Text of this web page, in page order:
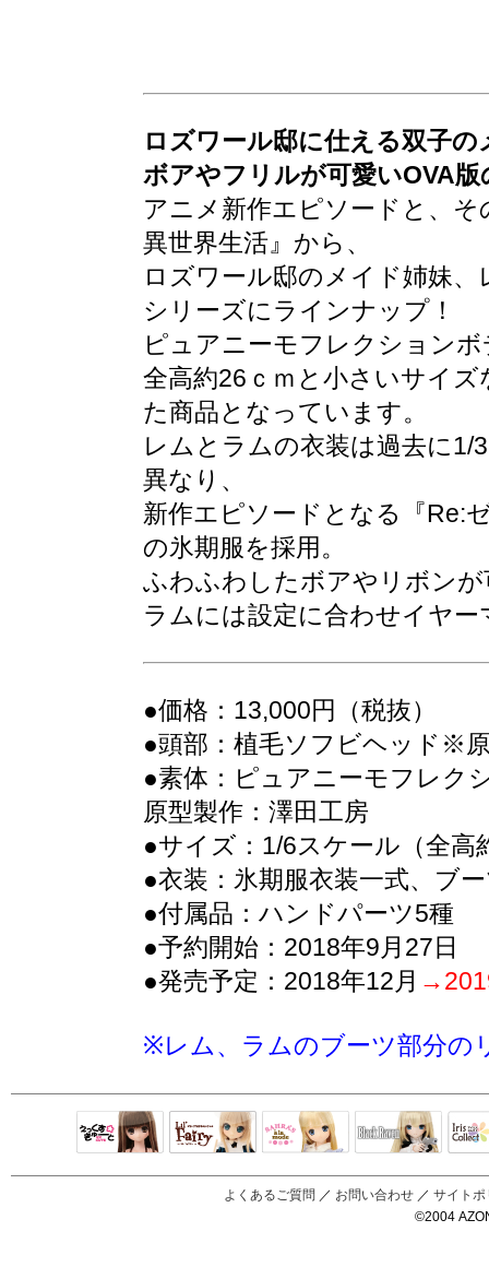
ロズワール邸に仕える双子
ボアやフリルが可愛いOVA
アニメ新作エピソードと、
異世界生活』から、
ロズワール邸のメイド姉妹
シリーズにラインナップ！
ピュアニーモフレクション
全高約26ｃｍと小さいサイ
た商品となっています。
レムとラムの衣装は過去に
異なり、
新作エピソードとなる『Re:
の氷期服を採用。
ふわふわしたボアやリボン
ラムには設定に合わせイヤ
●価格：13,000円（税抜）
●頭部：植毛ソフビヘッド※
●素体：ピュアニーモフレク
原型製作：澤田工房
●サイズ：1/6スケール（全高
●衣装：氷期服衣装一式、ブ
●付属品：ハンドパーツ5種
●予約開始：2018年9月27日
●発売予定：2018年12月
※レム、ラムのブーツ部分の
よくあるご質問 ／ お問い合わせ ／ サイトポ
©2004